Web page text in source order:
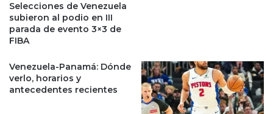
Selecciones de Venezuela
subieron al podio en III
parada de evento 3×3 de
FIBA
Venezuela-Panamá: Dónde
verlo, horarios y
antecedentes recientes